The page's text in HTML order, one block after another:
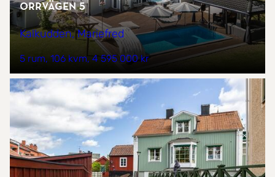
Orrvägen 5
Kalkudden, Mariefred
5 rum 106 kvm 4 595 000 kr